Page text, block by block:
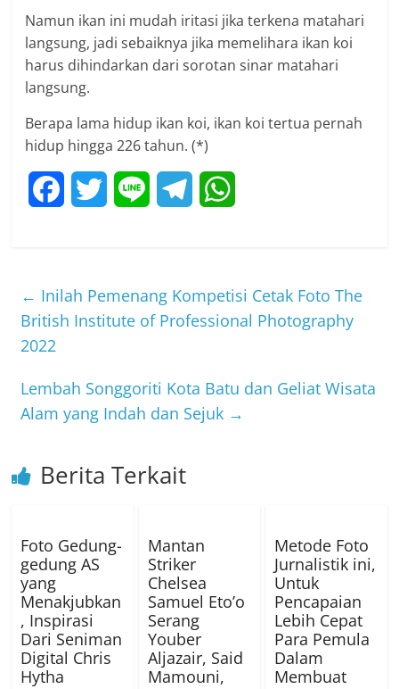
Namun ikan ini mudah iritasi jika terkena matahari
langsung, jadi sebaiknya jika memelihara ikan koi
harus dihindarkan dari sorotan sinar matahari
langsung.
Berapa lama hidup ikan koi, ikan koi tertua pernah
hidup hingga 226 tahun. (*)
e
b
t
t
e
e
g
t
s
← Inilah Pemenang Kompetisi Cetak Foto The
British Institute of Professional Photography
2022
Lembah Songgoriti Kota Batu dan Geliat Wisata
Alam yang Indah dan Sejuk →
Berita Terkait
Foto Gedung-
gedung AS
yang
Menakjubkan
, Inspirasi
Dari Seniman
Digital Chris
Hytha
Mantan
Striker
Chelsea
Samuel Eto’o
Serang
Youber
Aljazair, Said
Mamouni,
Metode Foto
Jurnalistik ini,
Untuk
Pencapaian
Lebih Cepat
Para Pemula
Dalam
Membuat